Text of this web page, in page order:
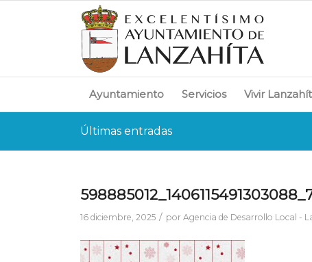
Ayuntamiento Servicios Vivir
Últimas entradas
16 diciembre, 2025 / porAgencia de Desarrollo Local -